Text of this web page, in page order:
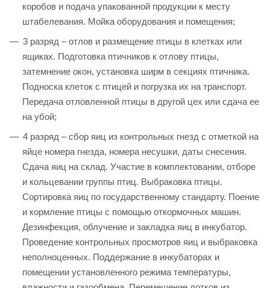
коробов и подача упакованной продукции к месту
штабелевания. Мойка оборудования и помещения;
3 разряд – отлов и размещение птицы в клетках или
ящиках. Подготовка птичников к отлову птицы,
затемнение окон, установка ширм в секциях птичника.
Подноска клеток с птицей и погрузка их на транспорт.
Передача отловленной птицы в другой цех или сдача ее
на убой;
4 разряд – сбор яиц из контрольных гнезд с отметкой на
яйце номера гнезда, номера несушки, даты снесения.
Сдача яиц на склад. Участие в комплектовании, отборе
и кольцевании группы птиц. Выбраковка птицы.
Сортировка яиц по государственному стандарту. Поение
и кормление птицы с помощью откормочных машин.
Дезинфекция, облучение и закладка яиц в инкубатор.
Проведение контрольных просмотров яиц и выбраковка
неполноценных. Поддержание в инкубаторах и
помещении установленного режима температуры,